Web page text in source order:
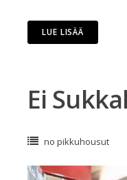
LUE LISÄÄ
Ei
no pikkuhousut